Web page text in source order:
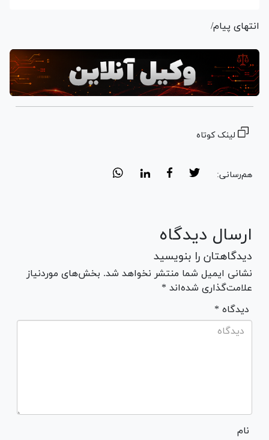
انتهای پیام/
لینک کوتاه
هم‌رسانی:
ارسال دیدگاه
دیدگاهتان را بنویسید
نشانی ایمیل شما منتشر نخواهد شد. بخش‌های موردنیاز
علامت‌گذاری شده‌اند *
* دیدگاه
نام